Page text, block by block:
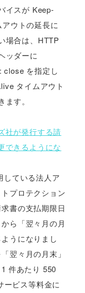
イスが Keep-
ウトの延長に
場合は、HTTP
ッダーに
close を指定し
タイムアウト
ます。
社が発行する請
できるようにな
している法人ア
プロテクション
書の支払期限日
ら「翌々月の月
うになりまし
翌々月の月末」
件あたり 550
ービス等料金に